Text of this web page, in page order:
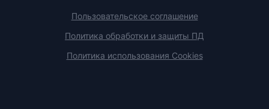
Пользовательское соглашение
Политика обработки и защиты ПД
Политика использования Cookies